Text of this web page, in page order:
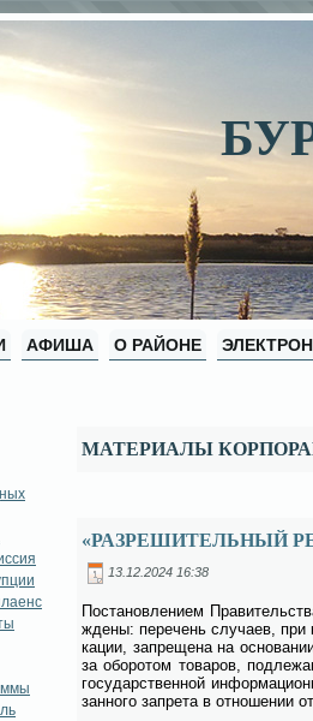
АФИША О РАЙОНЕ
МАТЕРИАЛЫ
«РАЗРЕШИТЕЛЬНЫЙ
13.12.2024 16:38
По­ста­нов­ле­ни­ем
жде­ны: пе­ре­чень слу­ча­ев,
ка­ции, за­пре­ще­на на
за обо­ро­том то­ва­ров,
го­су­дар­ствен­ной
зан­но­го за­пре­та в от­но­ше­нии